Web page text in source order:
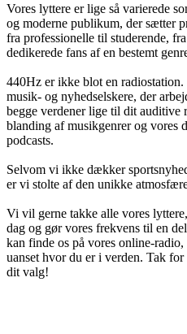
Vores lyttere er lige så varierede
og moderne publikum, der sætter
fra professionelle til studerende,
dedikerede fans af en bestemt
440Hz er ikke blot en
musik- og nyhedselskere, der
begge verdener lige til dit auditive
blanding af musikgenrer og vores
podcasts.
Selvom vi ikke dækker
er vi stolte af den unikke
Vi vil gerne takke alle vores
dag og gør vores frekvens til en
kan finde os på vores online-
uanset hvor du er i verden. Tak
dit valg!